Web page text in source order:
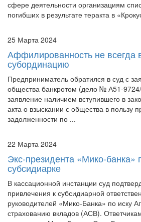
25 Марта 2024
субординацию
Предприниматель обратился в суд с
общества банкротом (дело № А51-9724/
заявление наличием вступившего в
акта о взыскании с общества в пользу
задолженности по ...
22 Марта 2024
субсидиарке
В кассационной инстанции суд
привлечения к субсидиарной
руководителей «Мико-Банка» по иску
страхованию вкладов (АСВ).
президент «Мико-Банка» Олег